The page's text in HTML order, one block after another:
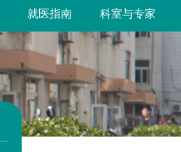
就医指南 科室与专家